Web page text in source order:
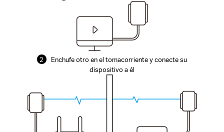
2
Enchufe otro en el tomacorriente y conecte su
dispositivo a él